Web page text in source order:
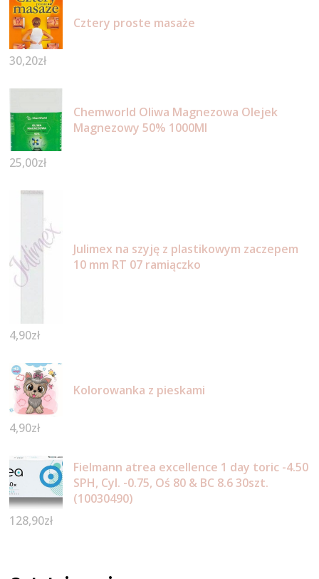
Cztery proste masaże
30,20zł
Chemworld Oliwa Magnezowa Olejek
Magnezowy 50% 1000Ml
25,00zł
Julimex na szyję z plastikowym zaczepem
10 mm RT 07 ramiączko
4,90zł
Kolorowanka z pieskami
4,90zł
Fielmann atrea excellence 1 day toric -4.50
SPH, Cyl. -0.75, Oś 80 & BC 8.6 30szt.
(10030490)
128,90zł